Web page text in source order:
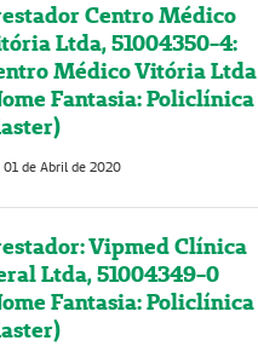
Centro Médico
Ltda, 51004350-4:
Médico Vitória Ltda
Fantasia: Policlínica
01 de Abril de 2020
Vipmed Clínica
Ltda, 51004349-0
Fantasia: Policlínica